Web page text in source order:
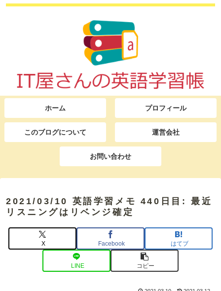
ホーム プロフィール
このブログについて 運営会社
お問い合わせ
2021/03/10 英語学習メモ 440日目: 最近
リスニングはリベンジ確定
X Facebook はてブ
LINE コピー